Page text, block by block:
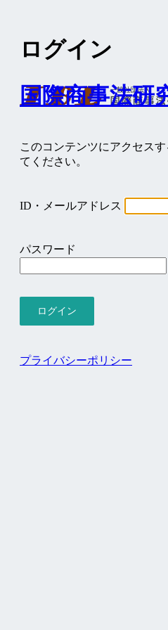
ログイン
国際商事法研
このコンテンツにアクセス
てください。
ID・メールアドレス
パスワード
プライバシーポリシー